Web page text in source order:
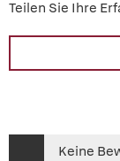
Teilen Sie Ihre
Keine